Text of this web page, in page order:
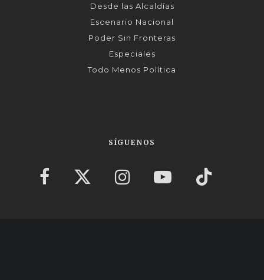
Desde las Alcaldías
Escenario Nacional
Poder Sin Fronteras
Especiales
Todo Menos Política
SÍGUENOS